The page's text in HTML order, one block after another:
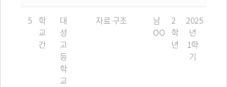
5 학
교
간
대
성
고
등
학
교
자료 구조
남
OO
2
학
년
2025
년
1학
기